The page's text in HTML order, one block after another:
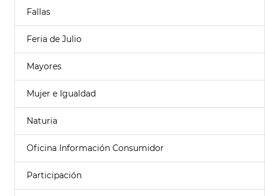
Fallas
Feria de Julio
Mayores
Mujer e Igualdad
Naturia
Oficina Información Consumidor
Participación